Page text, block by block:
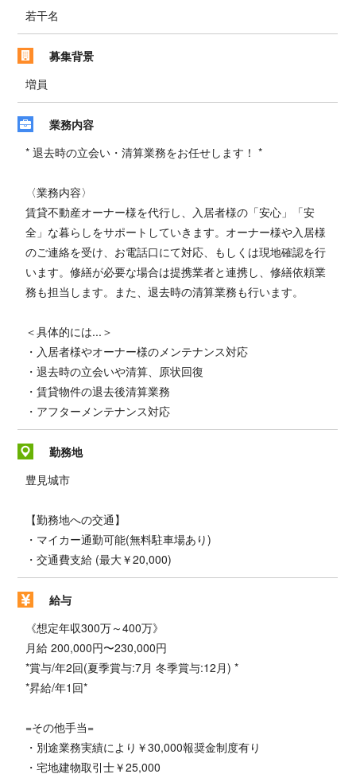
若干名
募集背景
増員
業務内容
* 退去時の立会い・清算業務をお任せします！ *
〈業務内容〉
賃貸不動産オーナー様を代行し、入居者様の「安心」「安
全」な暮らしをサポートしていきます。オーナー様や入居様
のご連絡を受け、お電話口にて対応、もしくは現地確認を行
います。修繕が必要な場合は提携業者と連携し、修繕依頼業
務も担当します。また、退去時の清算業務も行います。
＜具体的には...＞
・入居者様やオーナー様のメンテナンス対応
・退去時の立会いや清算、原状回復
・賃貸物件の退去後清算業務
・アフターメンテナンス対応
勤務地
豊見城市
【勤務地への交通】
・マイカー通勤可能(無料駐車場あり)
・交通費支給 (最大￥20,000)
給与
《想定年収300万～400万》
月給 200,000円〜230,000円
*賞与/年2回(夏季賞与:7月 冬季賞与:12月) *
*昇給/年1回*
=その他手当=
・別途業務実績により￥30,000報奨金制度有り
・宅地建物取引士￥25,000